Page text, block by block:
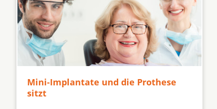
Mini-Implantate und die Prothese
sitzt